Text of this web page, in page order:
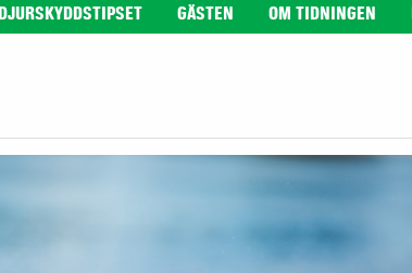
DJURSKYDDSTIPSET GÄSTEN OM TIDNINGEN